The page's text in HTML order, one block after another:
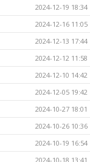
2024-12-19 18:34
2024-12-16 11:05
2024-12-13 17:44
2024-12-12 11:58
2024-12-10 14:42
2024-12-05 19:42
2024-10-27 18:01
2024-10-26 10:36
2024-10-19 16:54
2024-10-18 13:41